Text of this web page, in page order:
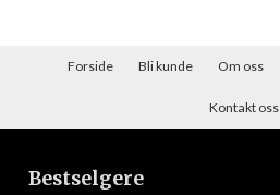
Forside Bli kunde Om oss
Kontakt oss
Bestselgere